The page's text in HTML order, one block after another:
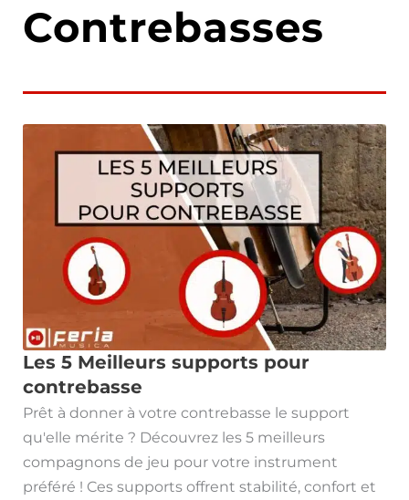
Contrebasses
Les 5 Meilleurs supports pour
contrebasse
Prêt à donner à votre contrebasse le support
qu'elle mérite ? Découvrez les 5 meilleurs
compagnons de jeu pour votre instrument
préféré ! Ces supports offrent stabilité, confort et